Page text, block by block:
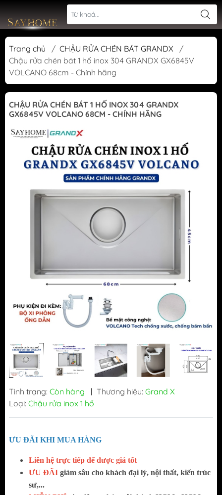
Trang chủ / CHẬU RỬA CHÉN BÁT GRANDX
/
Chậu rửa chén bát 1 hố inox 304 GRANDX GX6845V
VOLCANO 68cm - Chính hãng
CHẬU RỬA CHÉN BÁT 1 HỐ INOX 304 GRANDX
GX6845V VOLCANO 68CM - CHÍNH HÃNG
Tình trạng: Còn hàng | Thương hiệu: Grand X
Loại: Chậu rửa inox 1 hố
ƯU ĐÃI KHI MUA HÀNG
Liên hệ trực tiếp để được giá tốt
ƯU ĐÃI giảm sâu cho khách đại lý, nội thất, kiến trúc
sư,...